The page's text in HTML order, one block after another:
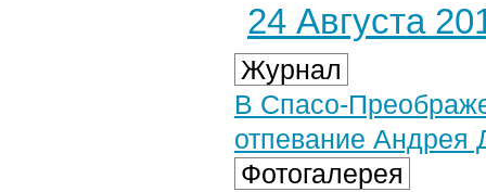
24 Августа
Журнал
В Спасо-
отпевание Андрея
Фотогалерея